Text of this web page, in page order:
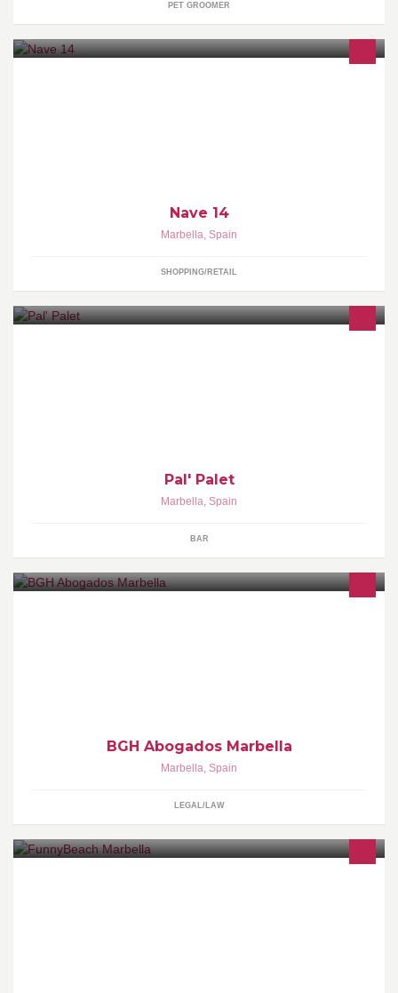
PET GROOMER
Nave 14
Marbella, Spain
SHOPPING/RETAIL
Pal' Palet
Marbella, Spain
BAR
BGH Abogados Marbella
Marbella, Spain
LEGAL/LAW